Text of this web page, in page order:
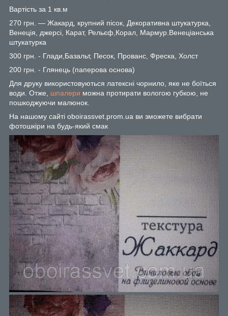
Вартість за 1 кв.м
270 грн. — Жакард, крупний пісок, Декоративна штукатурка,
Венеція, джерсі, Карат, Рельєф,Корал, Мармур.Венеціанська
штукатурка
300 грн. - Глади,Базальт, Песок, Прованс, Фреска, Холст
200 грн. - Глянець (паперова основа)
Для друку використовуються латексні чорнило, яке не боїться
води. Отже, шпалери можна протирати вологою губкою, не
пошкоджуючи малюнок.
На нашому сайті oboirassvet.prom.ua ви зможете вибрати
фотошкіри на будь-який смак